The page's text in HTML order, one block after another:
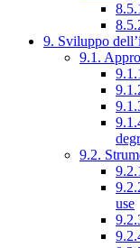
9. Sviluppo
9.1.
9.2.
use